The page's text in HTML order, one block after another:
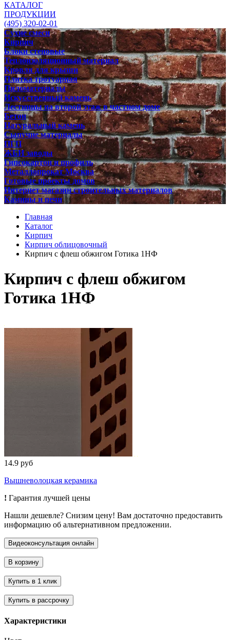
КАТАЛОГ
ПРОДУКЦИИ
(495) 320-02-01
Сухие смеси
Кирпич
Блоки стеновые
Теплоизоляционный материал
Кровля для крыши
Плитка тротуарная
Пиломатериалы
Искусственный камень
Лестницы на второй этаж в частном доме
Бетон
Натуральный камень
Сыпучие материалы
ПГП
ЖБИ заводы
Гипсокартон и профиль
Металлопрокат Москва
Готовые проекты домов
Интернет магазин строительных материалов
Камины и печи
Главная
Каталог
Кирпич
Кирпич облицовочный
Кирпич с флеш обжигом Готика 1НФ
Кирпич с флеш обжигом
Готика 1НФ
14.9 руб
Вышневолоцкая керамика
! Гарантия лучшей цены
Нашли дешевле? Снизим цену! Вам достаточно предоставить
информацию об альтернативном предложении.
Характеристики